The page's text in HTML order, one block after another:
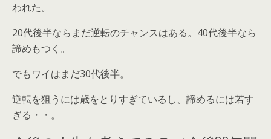
われた。
20代後半ならまだ逆転のチャンスはある。40代後半なら
諦めもつく。
でもワイはまだ30代後半。
逆転を狙うには歳をとりすぎているし、諦めるには若す
ぎる・・。